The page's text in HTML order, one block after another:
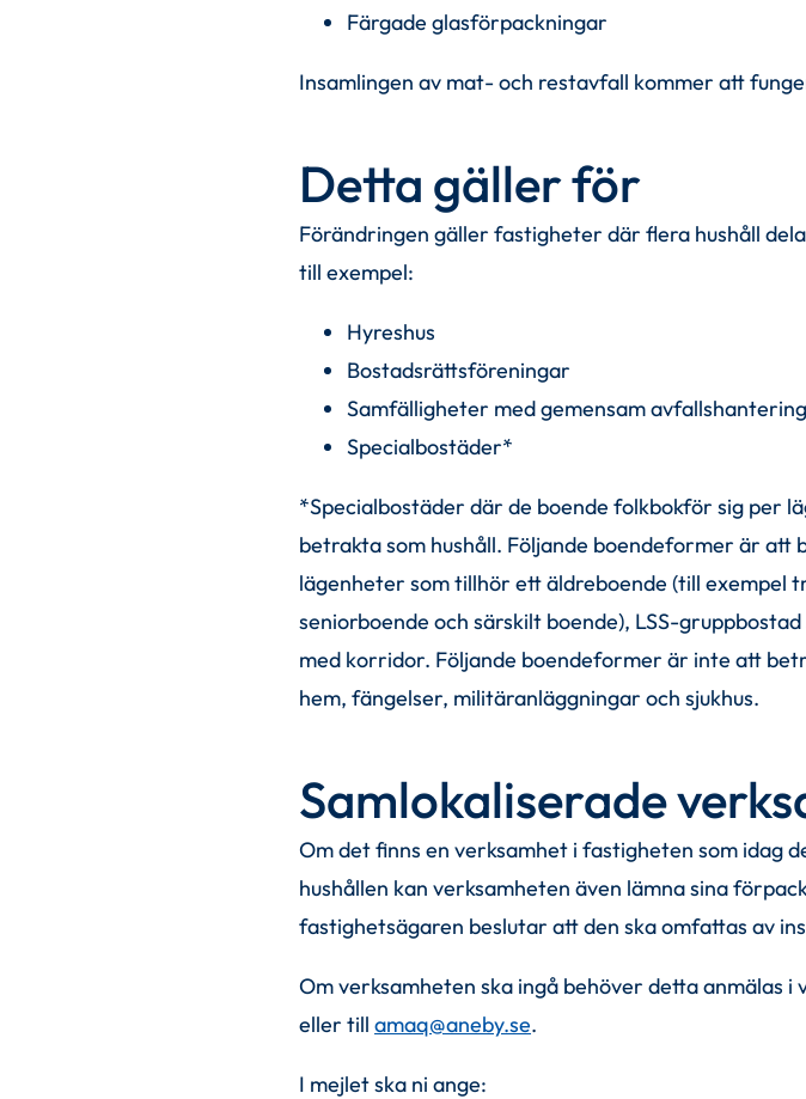
Färgade glasförpackningar
Insamlingen av mat- och restavfall kommer att
Detta gäller för
Förändringen gäller fastigheter där flera hushåll
till exempel:
Hyreshus
Bostadsrättsföreningar
Samfälligheter med gemensam avfallshantering
Specialbostäder*
*Specialbostäder där de boende folkbokför sig per
betrakta som hushåll. Följande boendeformer är att
lägenheter som tillhör ett äldreboende (till exempel
seniorboende och särskilt boende), LSS-
med korridor. Följande boendeformer är inte att
hem, fängelser, militäranläggningar och sjukhus.
Samlokaliserade
Om det finns en verksamhet i fastigheten som idag
hushållen kan verksamheten även lämna sina
fastighetsägaren beslutar att den ska omfattas av
Om verksamheten ska ingå behöver detta anmälas
eller till amaq@aneby.se.
I mejlet ska ni ange: